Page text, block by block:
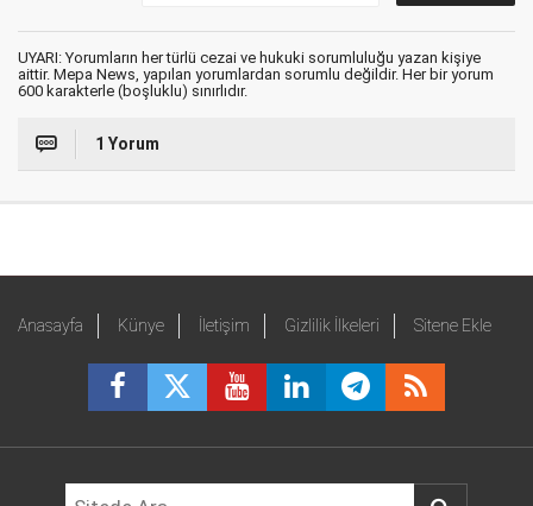
UYARI: Yorumların her türlü cezai ve hukuki sorumluluğu yazan kişiye
aittir. Mepa News, yapılan yorumlardan sorumlu değildir. Her bir yorum
600 karakterle (boşluklu) sınırlıdır.
1 Yorum
Anasayfa Künye İletişim Gizlilik İlkeleri Sitene Ekle